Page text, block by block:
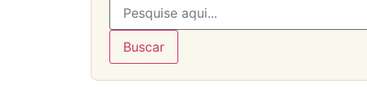
Buscar